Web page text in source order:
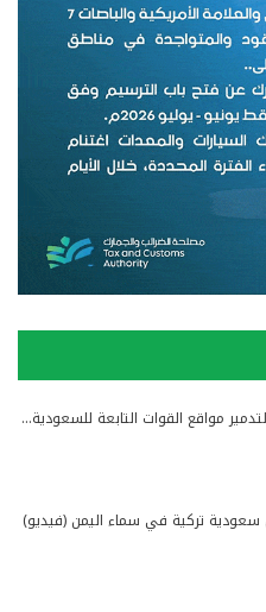
مواقع القوات التابعة للسعودية…
تركية في سماء اليمن (فيديو)